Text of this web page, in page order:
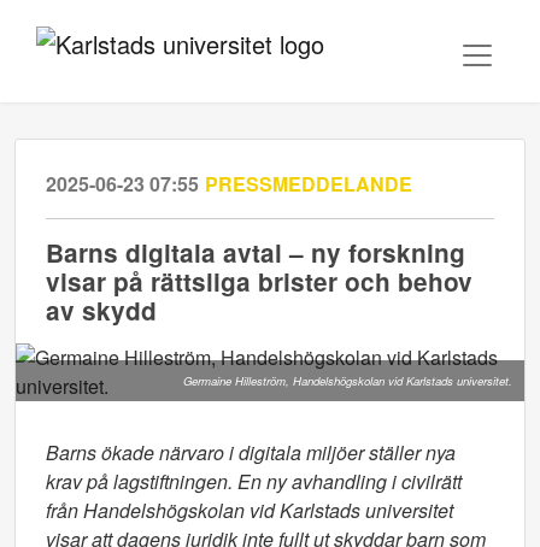
2025-06-23 07:55 PRESSMEDDELANDE
Barns digitala avtal – ny forskning
visar på rättsliga brister och behov
av skydd
Germaine Hilleström, Handelshögskolan vid Karlstads universitet.
Barns ökade närvaro i digitala miljöer ställer nya
krav på lagstiftningen. En ny avhandling i civilrätt
från Handelshögskolan vid Karlstads universitet
visar att dagens juridik inte fullt ut skyddar barn som